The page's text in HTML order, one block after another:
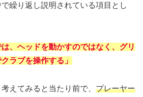
繰り返し説明されている項目とし
は、ヘッドを動かすのではなく、グリ
ラブを操作する」
えてみると当たり前で、 プレーヤー